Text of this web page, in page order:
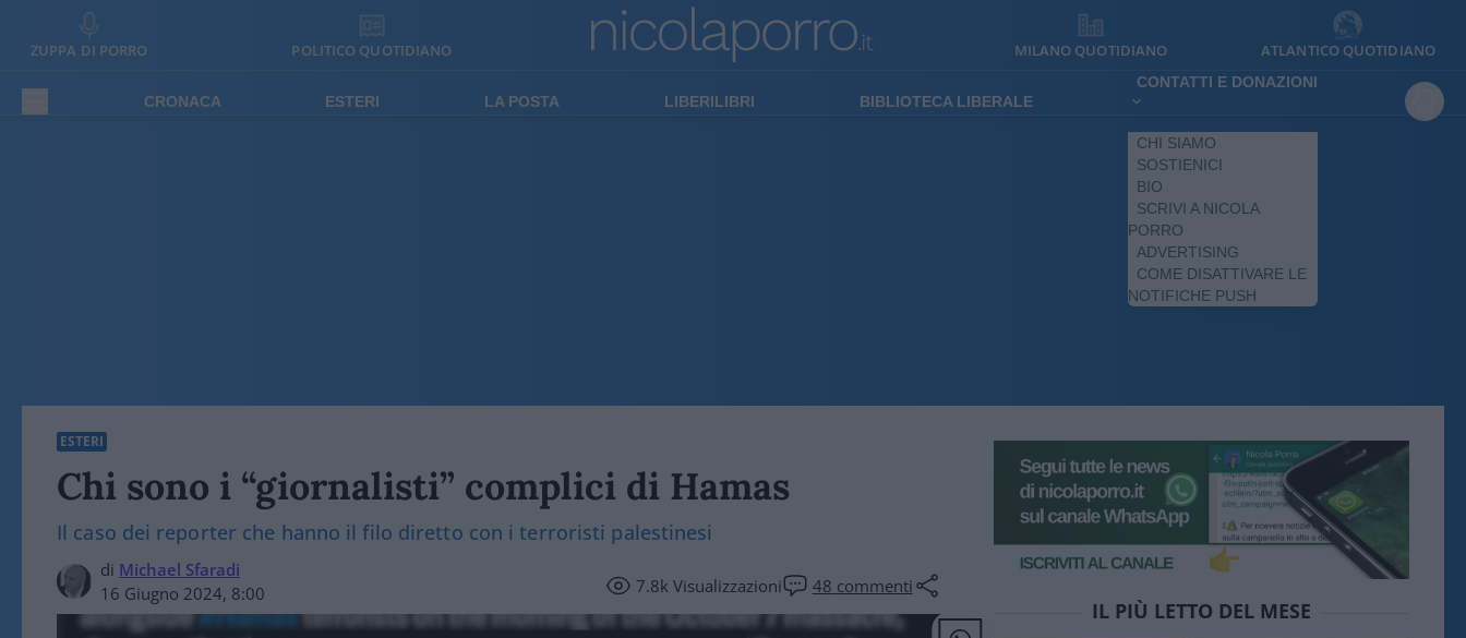
ZUPPA DI PORRO POLITICO QUOTIDIANO MILANO QUOTIDIANO ATLANTICO QUOTIDIANO
CRONACA ESTERI LA POSTA LIBERILIBRI BIBLIOTECA LIBERALE
CONTATTI E DONAZIONI
CHI SIAMO
SOSTIENICI
BIO
SCRIVI A NICOLA
PORRO
ADVERTISING
COME DISATTIVARE LE
NOTIFICHE PUSH
ESTERI
Chi sono i “giornalisti” complici di Hamas
Il caso dei reporter che hanno il filo diretto con i terroristi palestinesi
di Michael Sfaradi
16 Giugno 2024, 8:00
7.8kVisualizzazioni 48 commenti
IL PIÙ LETTO DEL MESE